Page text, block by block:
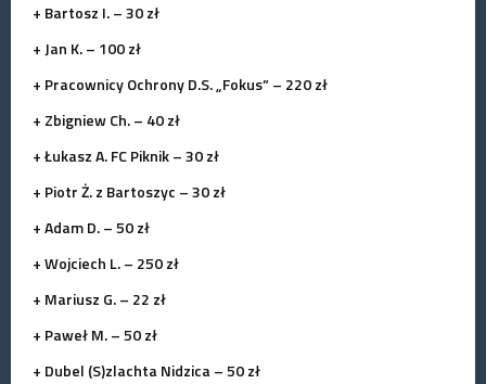
+ Bartosz I. – 30 zł
+ Jan K. – 100 zł
+ Pracownicy Ochrony D.S. „Fokus” – 220 zł
+ Zbigniew Ch. – 40 zł
+ Łukasz A. FC Piknik – 30 zł
+ Piotr Ż. z Bartoszyc – 30 zł
+ Adam D. – 50 zł
+ Wojciech L. – 250 zł
+ Mariusz G. – 22 zł
+ Paweł M. – 50 zł
+ Dubel (S)zlachta Nidzica – 50 zł